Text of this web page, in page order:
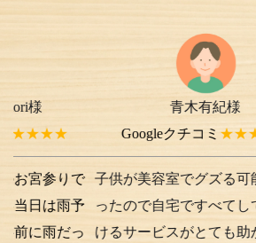
で
予
っ
青木有紀様
Googleクチコミ★★★★★
子供が美容室でグズる可能性があ
ったので自宅ですべてしていただ
けるサービスがとても助かりまし